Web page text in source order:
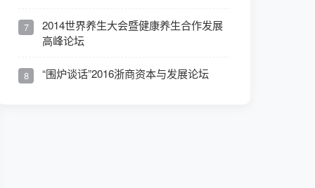
7
2014世界养生大会暨健康养生合作发展
高峰论坛
8 “围炉谈话”2016浙商资本与发展论坛